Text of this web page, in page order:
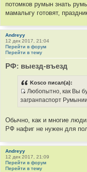
потомков румын знать
мамалыгу готовят,
Andreyy
12 дек 2017, 21:04
Перейти в форум
Перейти в тему
РФ: выезд-въезд
Kosco писал(а):
И
о
ч
н
к
ц
Любопытно, как Вы
загранпаспорт
Обычно, как и многие
РФ нафиг не нужен для
Andreyy
12 дек 2017, 21:09
Перейти в форум
Перейти в тему